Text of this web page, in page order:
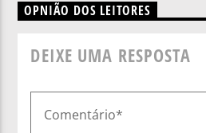
OPNIÃO DOS LEITORES
DEIXE UMA RESPOSTA